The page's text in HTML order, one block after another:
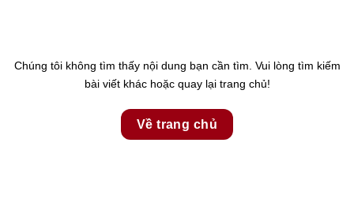
Chúng tôi không tìm thấy nội dung bạn cần tìm. Vui lòng tìm kiếm
bài viết khác hoặc quay lại trang chủ!
Về trang chủ